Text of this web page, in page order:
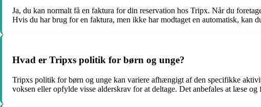
Ja, du kan normalt få en faktura for din reservation hos Tripx. Når du
Hvis du har brug for en faktura, men ikke har modtaget en automatisk, kan
Hvad er Tripxs politik for børn og unge?
Tripxs politik for børn og unge kan variere afhængigt af den specifikke
voksen eller opfylde visse alderskrav for at deltage. Det anbefales at læse